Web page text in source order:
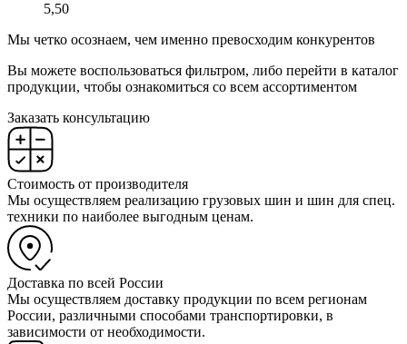
5,50
Мы четко осознаем, чем именно превосходим конкурентов
Вы можете воспользоваться фильтром, либо перейти в каталог
продукции, чтобы ознакомиться со всем ассортиментом
Заказать консультацию
Стоимость от производителя
Мы осуществляем реализацию грузовых шин и шин для спец.
техники по наиболее выгодным ценам.
Доставка по всей России
Мы осуществляем доставку продукции по всем регионам
России, различными способами транспортировки, в
зависимости от необходимости.